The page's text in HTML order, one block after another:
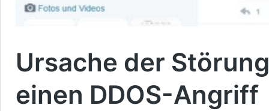
Ursache der
einen DDOS-Angriff